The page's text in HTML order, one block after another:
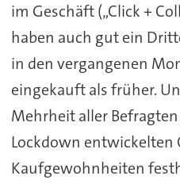
im Geschäft („Click +
haben auch gut ein
in den vergangenen
eingekauft als früher.
Mehrheit aller
Lockdown entwickelten
Kaufgewohnheiten